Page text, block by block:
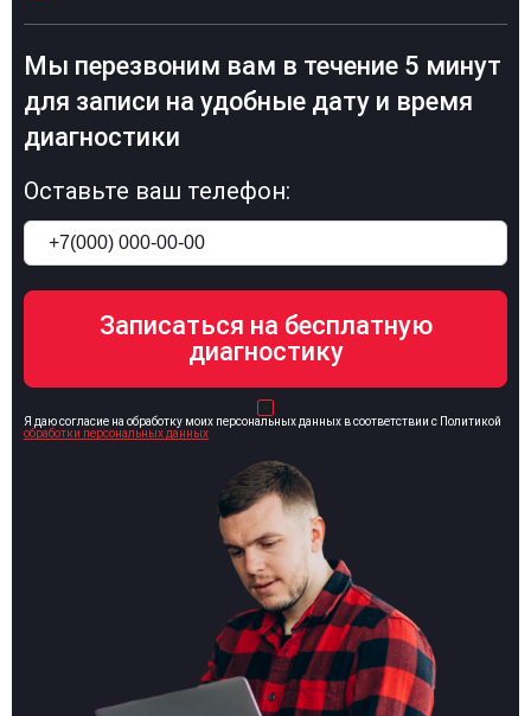
Мы перезвоним вам в течение 5 минут
для записи на удобные дату и время
диагностики
Оставьте ваш телефон:
Я даю согласие на обработку моих персональных данных в соответствии с Политикой
обработки персональных данных